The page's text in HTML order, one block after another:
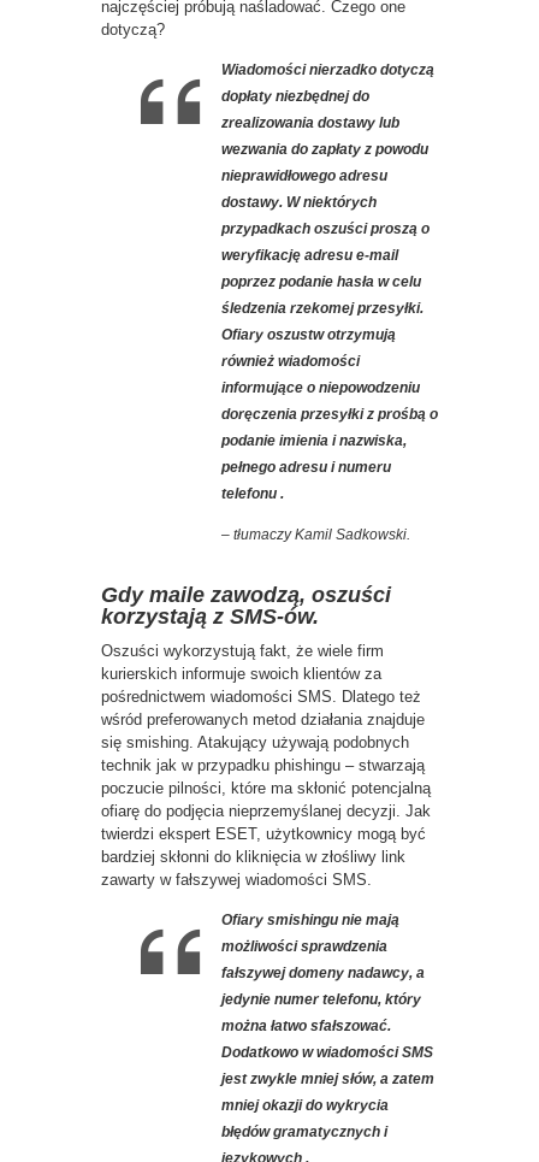
najczęściej próbują naśladować. Czego one
dotyczą?
Wiadomości nierzadko dotyczą
dopłaty niezbędnej do
zrealizowania dostawy lub
wezwania do zapłaty z powodu
nieprawidłowego adresu
dostawy. W niektórych
przypadkach oszuści proszą o
weryfikację adresu e-mail
poprzez podanie hasła w celu
śledzenia rzekomej przesyłki.
Ofiary oszustw otrzymują
również wiadomości
informujące o niepowodzeniu
doręczenia przesyłki z prośbą o
podanie imienia i nazwiska,
pełnego adresu i numeru
telefonu .
– tłumaczy Kamil Sadkowski.
Gdy maile zawodzą, oszuści
korzystają z SMS-ów.
Oszuści wykorzystują fakt, że wiele firm
kurierskich informuje swoich klientów za
pośrednictwem wiadomości SMS. Dlatego też
wśród preferowanych metod działania znajduje
się smishing. Atakujący używają podobnych
technik jak w przypadku phishingu – stwarzają
poczucie pilności, które ma skłonić potencjalną
ofiarę do podjęcia nieprzemyślanej decyzji. Jak
twierdzi ekspert ESET, użytkownicy mogą być
bardziej skłonni do kliknięcia w złośliwy link
zawarty w fałszywej wiadomości SMS.
Ofiary smishingu nie mają
możliwości sprawdzenia
fałszywej domeny nadawcy, a
jedynie numer telefonu, który
można łatwo sfałszować.
Dodatkowo w wiadomości SMS
jest zwykle mniej słów, a zatem
mniej okazji do wykrycia
błędów gramatycznych i